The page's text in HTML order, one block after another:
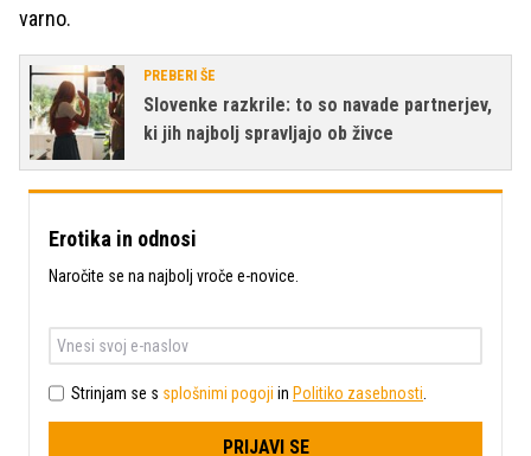
varno.
PREBERI ŠE
Slovenke razkrile: to so navade partnerjev,
ki jih najbolj spravljajo ob živce
Erotika in odnosi
Naročite se na najbolj vroče e-novice.
Strinjam se s splošnimi pogoji in Politiko zasebnosti
PRIJAVI SE